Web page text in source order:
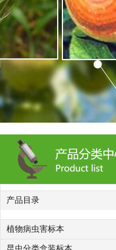
产品目录
植物病虫害标本